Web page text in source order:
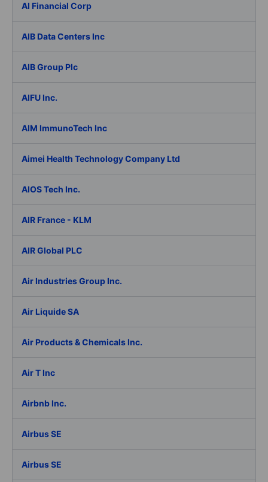
AI Financial Corp
AIB Data Centers Inc
AIB Group Plc
AIFU Inc.
AIM ImmunoTech Inc
Aimei Health Technology Company Ltd
AIOS Tech Inc.
AIR France - KLM
AIR Global PLC
Air Industries Group Inc.
Air Liquide SA
Air Products & Chemicals Inc.
Air T Inc
Airbnb Inc.
Airbus SE
Airbus SE